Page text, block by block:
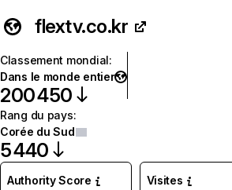
flextv.co.kr
Classement mondial:
Dans le monde entier
200 450
Rang du pays:
Corée du Sud
5 440
Authority Score Visites